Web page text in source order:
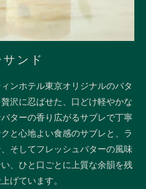
ンド
ンホテル東京オリジナルのバタ
沢に忍ばせた、口どけ軽やかな
ターの香り広がるサブレで丁寧
と心地よい食感のサブレと、ラ
そしてフレッシュバターの風味
、ひと口ごとに上質な余韻を残
げています。